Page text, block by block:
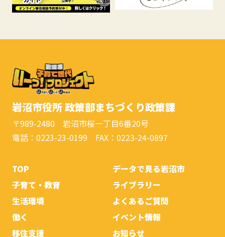
岩沼市役所 政策部まちづくり政策課
〒989-2480 岩沼市桜一丁目6番20号
電話：0223-23-0199 FAX：0223-24-0897
TOP
子育て・教育
生活環境
働く
移住支援
データで見る岩沼市
ライブラリー
よくあるご質問
イベント情報
お知らせ